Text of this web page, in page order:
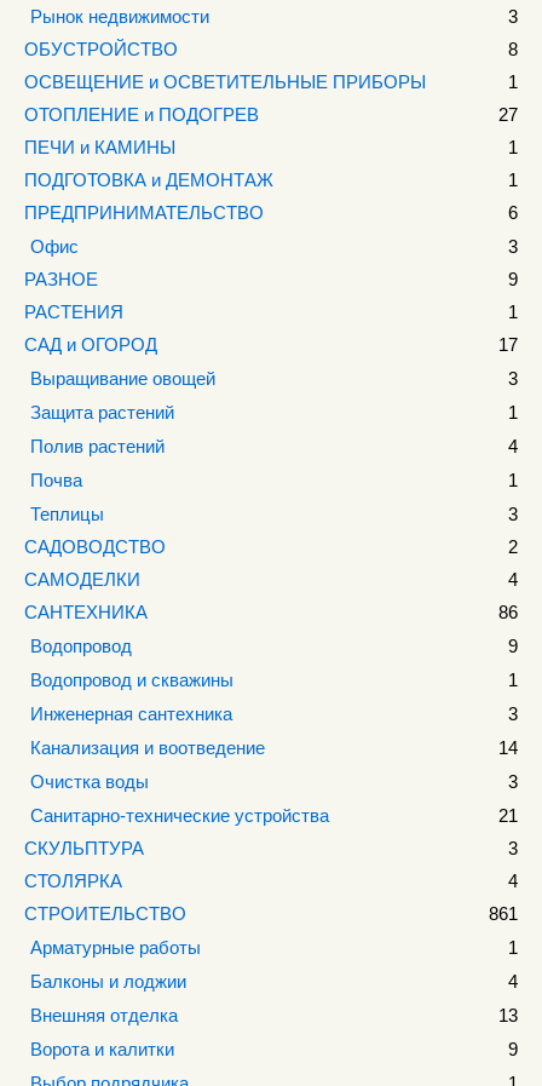
Рынок недвижимости
3
ОБУСТРОЙСТВО
8
ОСВЕЩЕНИЕ и ОСВЕТИТЕЛЬНЫЕ ПРИБОРЫ
1
ОТОПЛЕНИЕ и ПОДОГРЕВ
27
ПЕЧИ и КАМИНЫ
1
ПОДГОТОВКА и ДЕМОНТАЖ
1
ПРЕДПРИНИМАТЕЛЬСТВО
6
Офис
3
РАЗНОЕ
9
РАСТЕНИЯ
1
САД и ОГОРОД
17
Выращивание овощей
3
Защита растений
1
Полив растений
4
Почва
1
Теплицы
3
САДОВОДСТВО
2
САМОДЕЛКИ
4
САНТЕХНИКА
86
Водопровод
9
Водопровод и скважины
1
Инженерная сантехника
3
Канализация и воотведение
14
Очистка воды
3
Санитарно-технические устройства
21
СКУЛЬПТУРА
3
СТОЛЯРКА
4
СТРОИТЕЛЬСТВО
861
Арматурные работы
1
Балконы и лоджии
4
Внешняя отделка
13
Ворота и калитки
9